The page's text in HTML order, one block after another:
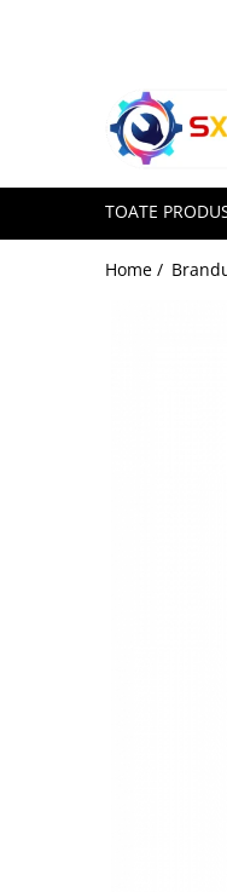
Uleiuri si Lichide
Ulei Motor Original și
- 0W20, 5W30, 5W40 -
TOATE
Home /